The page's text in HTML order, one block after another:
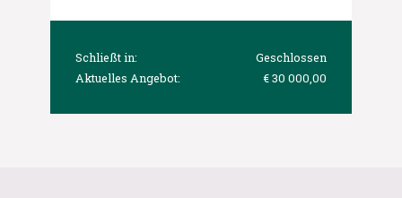
Schließt in:
Geschlossen
Aktuelles Angebot:
€ 30 000,00